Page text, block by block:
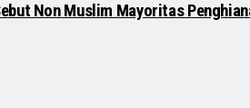
Non Muslim Mayoritas